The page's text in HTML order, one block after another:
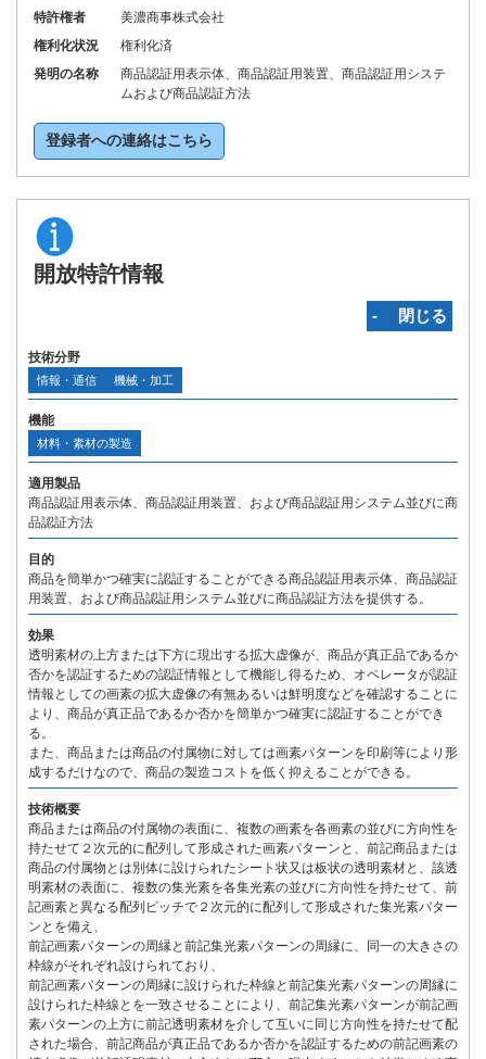
特許権者
美濃商事株式会社
権利化状況
権利化済
発明の名称
商品認証用表示体、商品認証用装置、商品認証用システ
ムおよび商品認証方法
登録者への連絡はこちら
開放特許情報
‐ 閉じる
技術分野
情報・通信 機械・加工
機能
材料・素材の製造
適用製品
商品認証用表示体、商品認証用装置、および商品認証用システム並びに商
品認証方法
目的
商品を簡単かつ確実に認証することができる商品認証用表示体、商品認証
用装置、および商品認証用システム並びに商品認証方法を提供する。
効果
透明素材の上方または下方に現出する拡大虚像が、商品が真正品であるか
否かを認証するための認証情報として機能し得るため、オペレータが認証
情報としての画素の拡大虚像の有無あるいは鮮明度などを確認することに
より、商品が真正品であるか否かを簡単かつ確実に認証することができ
る。
また、商品または商品の付属物に対しては画素パターンを印刷等により形
成するだけなので、商品の製造コストを低く抑えることができる。
技術概要
商品または商品の付属物の表面に、複数の画素を各画素の並びに方向性を
持たせて２次元的に配列して形成された画素パターンと、前記商品または
商品の付属物とは別体に設けられたシート状又は板状の透明素材と、該透
明素材の表面に、複数の集光素を各集光素の並びに方向性を持たせて、前
記画素と異なる配列ピッチで２次元的に配列して形成された集光素パター
ンとを備え、
前記画素パターンの周縁と前記集光素パターンの周縁に、同一の大きさの
枠線がそれぞれ設けられており、
前記画素パターンの周縁に設けられた枠線と前記集光素パターンの周縁に
設けられた枠線とを一致させることにより、前記集光素パターンが前記画
素パターンの上方に前記透明素材を介して互いに同じ方向性を持たせて配
された場合、前記商品が真正品であるか否かを認証するための前記画素の